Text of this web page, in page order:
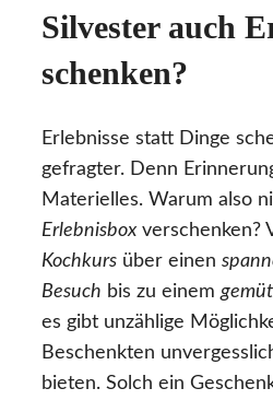
Silvester auch
schenken?
Erlebnisse statt Dinge
gefragter. Denn
Materielles. Warum also
Erlebnisbox verschenken?
Kochkurs über einen
Besuch bis zu einem
es gibt unzählige
Beschenkten
bieten. Solch ein